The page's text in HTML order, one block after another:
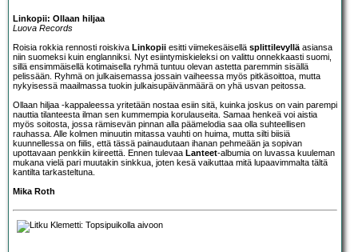
Linkopii: Ollaan hiljaa
Luova Records
Roisia rokkia rennosti roiskiva Linkopii esitti viimekesäisellä splittilevyllä asiansa
niin suomeksi kuin englanniksi. Nyt esiintymiskieleksi on valittu onnekkaasti suomi,
sillä ensimmäisellä kotimaisella ryhmä tuntuu olevan astetta paremmin sisällä
pelissään. Ryhmä on julkaisemassa jossain vaiheessa myös pitkäsoittoa, mutta
nykyisessä maailmassa tuokin julkaisupäivänmäärä on yhä usvan peitossa.
Ollaan hiljaa -kappaleessa yritetään nostaa esiin sitä, kuinka joskus on vain parempi
nauttia tilanteesta ilman sen kummempia korulauseita. Samaa henkeä voi aistia
myös soitosta, jossa rämisevän pinnan alla päämelodia saa olla suhteellisen
rauhassa. Alle kolmen minuutin mitassa vauhti on huima, mutta silti biisiä
kuunnellessa on fiilis, että tässä painaudutaan ihanan pehmeään ja sopivan
upottavaan penkkiin kiireettä. Ennen tulevaa Lanteet-albumia on luvassa kuuleman
mukana vielä pari muutakin sinkkua, joten kesä vaikuttaa mitä lupaavimmalta tältä
kantilta tarkasteltuna.
Mika Roth